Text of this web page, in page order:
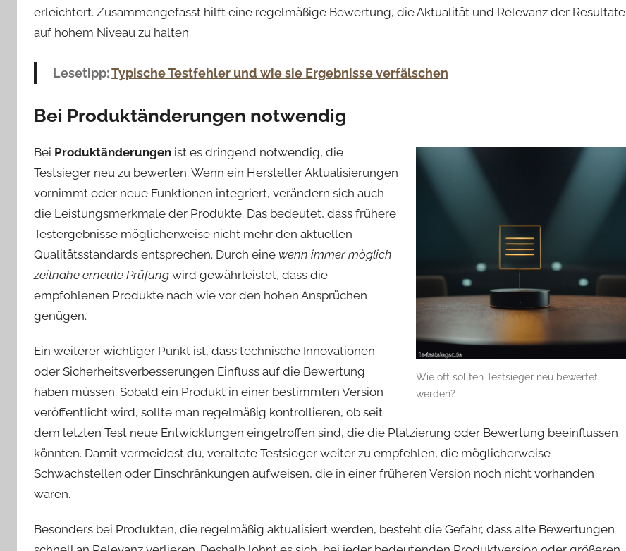
erleichtert. Zusammengefasst hilft eine regelmäßige Bewertung, die Aktualität und Relevanz der Resultate
auf hohem Niveau zu halten.
Lesetipp:Typische Testfehler und wie sie Ergebnisse verfälschen
Bei Produktänderungen notwendig
Wie oft sollten Testsieger neu bewertet
werden?
Bei Produktänderungen ist es dringend notwendig, die
Testsieger neu zu bewerten. Wenn ein Hersteller Aktualisierungen
vornimmt oder neue Funktionen integriert, verändern sich auch
die Leistungsmerkmale der Produkte. Das bedeutet, dass frühere
Testergebnisse möglicherweise nicht mehr den aktuellen
Qualitätsstandards entsprechen. Durch eine wenn immer möglich
zeitnahe erneute Prüfung wird gewährleistet, dass die
empfohlenen Produkte nach wie vor den hohen Ansprüchen
genügen.
Ein weiterer wichtiger Punkt ist, dass technische Innovationen
oder Sicherheitsverbesserungen Einfluss auf die Bewertung
haben müssen. Sobald ein Produkt in einer bestimmten Version
veröffentlicht wird, sollte man regelmäßig kontrollieren, ob seit
dem letzten Test neue Entwicklungen eingetroffen sind, die die Platzierung oder Bewertung beeinflussen
könnten. Damit vermeidest du, veraltete Testsieger weiter zu empfehlen, die möglicherweise
Schwachstellen oder Einschränkungen aufweisen, die in einer früheren Version noch nicht vorhanden
waren.
Besonders bei Produkten, die regelmäßig aktualisiert werden, besteht die Gefahr, dass alte Bewertungen